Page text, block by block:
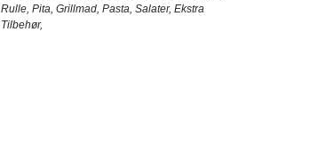
Rulle, Pita, Grillmad, Pasta, Salater, Ekstra
Tilbehør,